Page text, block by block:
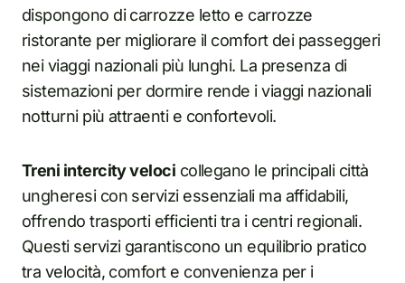
dispongono di carrozze letto e carrozze
ristorante per migliorare il comfort dei passeggeri
nei viaggi nazionali più lunghi. La presenza di
sistemazioni per dormire rende i viaggi nazionali
notturni più attraenti e confortevoli.
Treni intercity veloci collegano le principali città
ungheresi con servizi essenziali ma affidabili,
offrendo trasporti efficienti tra i centri regionali.
Questi servizi garantiscono un equilibrio pratico
tra velocità, comfort e convenienza per i